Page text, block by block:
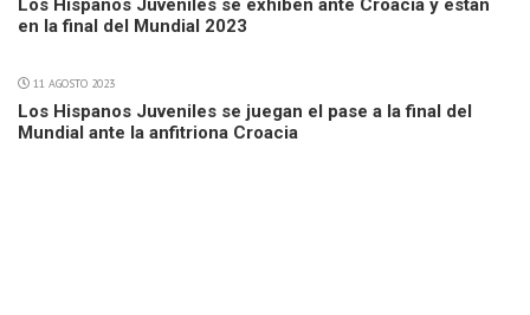
Los Hispanos Juveniles se exhiben ante Croacia y están
en la final del Mundial 2023
11 AGOSTO 2023
Los Hispanos Juveniles se juegan el pase a la final del
Mundial ante la anfitriona Croacia